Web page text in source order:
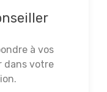
à vos
dans votre